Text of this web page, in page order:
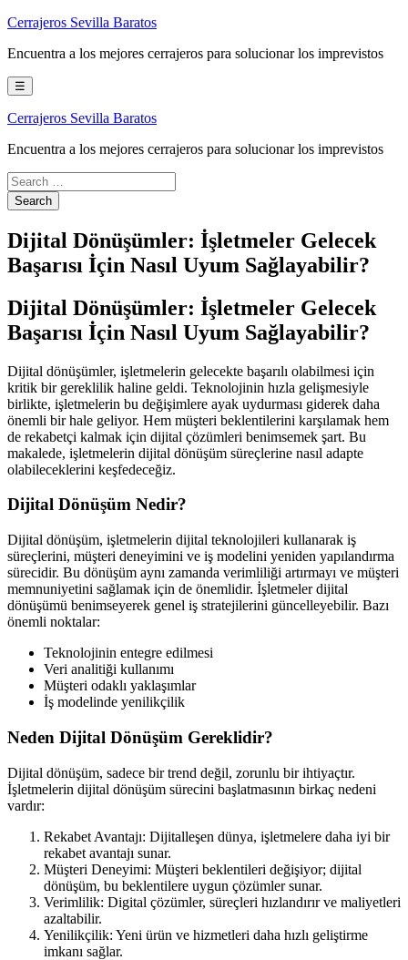
Skip
content
Cerrajeros Sevilla Baratos
Encuentra a los mejores cerrajeros para solucionar los imprevistos
☰
Cerrajeros Sevilla Baratos
Encuentra a los mejores cerrajeros para solucionar los imprevistos
Dijital Dönüşümler: İşletmeler Gelecek
Başarısı İçin Nasıl Uyum Sağlayabilir?
Dijital Dönüşümler: İşletmeler Gelecek
Başarısı İçin Nasıl Uyum Sağlayabilir?
Dijital dönüşümler, işletmelerin gelecekte başarılı olabilmesi için
kritik bir gereklilik haline geldi. Teknolojinin hızla gelişmesiyle
birlikte, işletmelerin bu değişimlere ayak uydurması giderek daha
önemli bir hale geliyor. Hem müşteri beklentilerini karşılamak hem
de rekabetçi kalmak için dijital çözümleri benimsemek şart. Bu
makalede, işletmelerin dijital dönüşüm süreçlerine nasıl adapte
olabileceklerini keşfedeceğiz.
Dijital Dönüşüm Nedir?
Dijital dönüşüm, işletmelerin dijital teknolojileri kullanarak iş
süreçlerini, müşteri deneyimini ve iş modelini yeniden yapılandırma
sürecidir. Bu dönüşüm aynı zamanda verimliliği artırmayı ve müşteri
memnuniyetini sağlamak için de önemlidir. İşletmeler dijital
dönüşümü benimseyerek genel iş stratejilerini güncelleyebilir. Bazı
önemli noktalar:
Teknolojinin entegre edilmesi
Veri analitiği kullanımı
Müşteri odaklı yaklaşımlar
İş modelinde yenilikçilik
Neden Dijital Dönüşüm Gereklidir?
Dijital dönüşüm, sadece bir trend değil, zorunlu bir ihtiyaçtır.
İşletmelerin dijital dönüşüm sürecini başlatmasının birkaç nedeni
vardır:
Rekabet Avantajı: Dijitalleşen dünya, işletmelere daha iyi bir
rekabet avantajı sunar.
Müşteri Deneyimi: Müşteri beklentileri değişiyor; dijital
dönüşüm, bu beklentilere uygun çözümler sunar.
Verimlilik: Digital çözümler, süreçleri hızlandırır ve maliyetleri
azaltabilir.
Yenilikçilik: Yeni ürün ve hizmetleri daha hızlı geliştirme
imkanı sağlar.